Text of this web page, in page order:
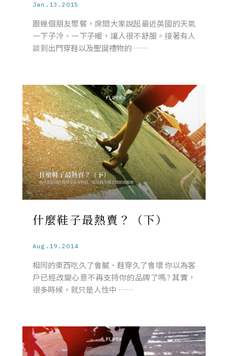
Jan.13.2015
跟幾個朋友聚餐，席間大家說起最近英國的天氣
一下子冷、一下子暖，讓人很不舒服。接著有人
談到出門穿鞋以及聖誕禮物的 ……
什麼鞋子最熱賣？（下）
Aug.19.2014
相同的東西吃久了會膩、鞋穿久了會壞 你以為客
戶已經改變心意不再支持你的品牌了嗎? 其實，
很多時候，就只是人性中 ……